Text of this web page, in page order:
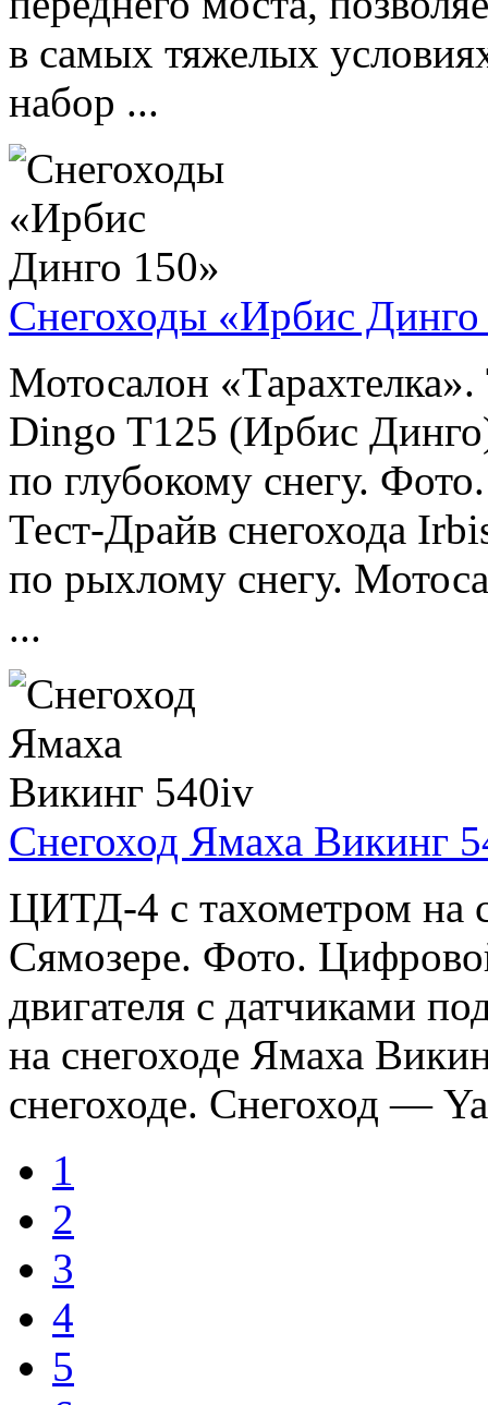
в самых тяжелых
набор ...
Снегоходы «Ирбис Динго
Мотосалон
Dingo T125 (Ирбис
по глубокому снегу.
Тест-Драйв снегохода
по рыхлому снегу.
...
Снегоход Ямаха Викинг
ЦИТД-4 с тахометром на
Cямозере. Фото.
двигателя с датчиками
на снегоходе Ямаха
снегоходе. Снегоход —
1
2
3
4
5